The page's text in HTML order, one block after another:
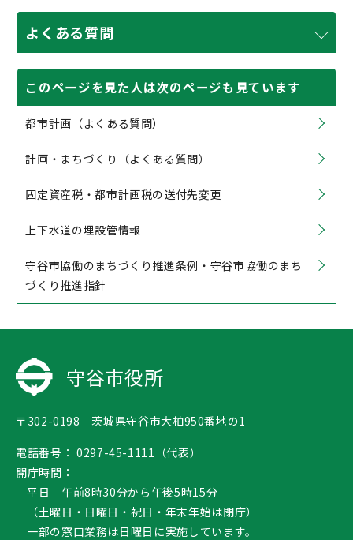
よくある質問
このページを見た人は次のページも見ています
都市計画（よくある質問）
計画・まちづくり（よくある質問）
固定資産税・都市計画税の送付先変更
上下水道の埋設管情報
守谷市協働のまちづくり推進条例・守谷市協働のまち
づくり推進指針
守谷市役所
〒302-0198 茨城県守谷市大柏950番地の1
電話番号： 0297-45-1111（代表）
開庁時間：
平日 午前8時30分から午後5時15分
（土曜日・日曜日・祝日・年末年始は閉庁）
一部の窓口業務は日曜日に実施しています。